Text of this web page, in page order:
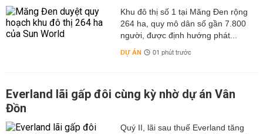
Khu đô thị số 1 tại Măng Đen rộng
264 ha, quy mô dân số gần 7.800
người, được định hướng phát...
DỰ ÁN 01 phút trước
Everland lãi gấp đôi cùng kỳ nhờ dự án Vân
Đồn
Quý II, lãi sau thuế Everland tăng